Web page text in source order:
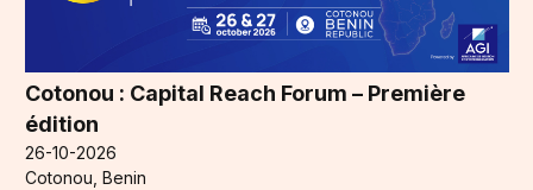
Cotonou : Capital Reach Forum – Première
édition
26-10-2026
Cotonou, Benin